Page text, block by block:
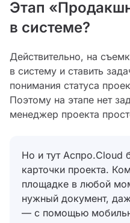
Этап
в системе?
Действительно, на
в систему и ставить
понимания статуса
Поэтому на этапе нет
менеджер проекта
Но и тут Аспро.Cloud
карточки проекта.
площадке в любой
нужный документ,
— с помощью